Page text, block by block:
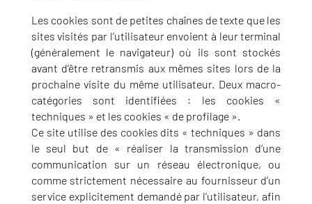
Les cookies sont de petites chaînes de texte que les
sites visités par l’utilisateur envoient à leur terminal
(généralement le navigateur) où ils sont stockés
avant d’être retransmis aux mêmes sites lors de la
prochaine visite du même utilisateur. Deux macro-
catégories sont identifiées : les cookies «
techniques » et les cookies « de profilage ».
Ce site utilise des cookies dits « techniques » dans
le seul but de « réaliser la transmission d’une
communication sur un réseau électronique, ou
comme strictement nécessaire au fournisseur d’un
service explicitement demandé par l’utilisateur, afin